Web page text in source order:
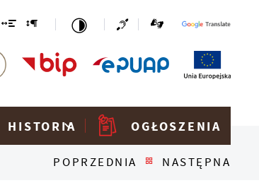
HISTORIA OGŁOSZENIA
POPRZEDNIA NASTĘPNA